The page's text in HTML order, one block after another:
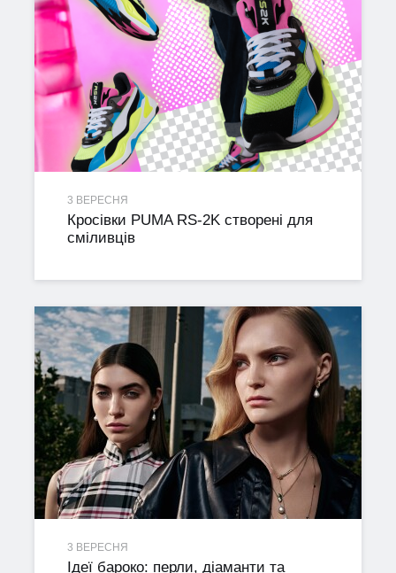
3 ВЕРЕСНЯ
Кросівки PUMA RS-2K створені для
сміливців
3 ВЕРЕСНЯ
Ідеї бароко: перли, діаманти та